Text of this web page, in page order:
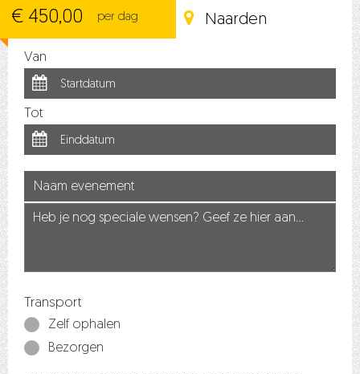
€ 450,00 per dag Naarden
Van
Tot
Transport
Zelf ophalen
Bezorgen